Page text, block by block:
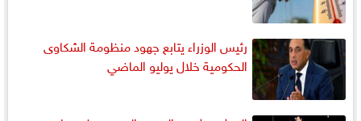
رئيس الوزراء يتابع جهود منظومة الشكاوى
الحكومية خلال يوليو الماضي